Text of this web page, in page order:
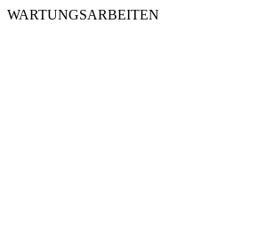
WARTUNGSARBEITEN